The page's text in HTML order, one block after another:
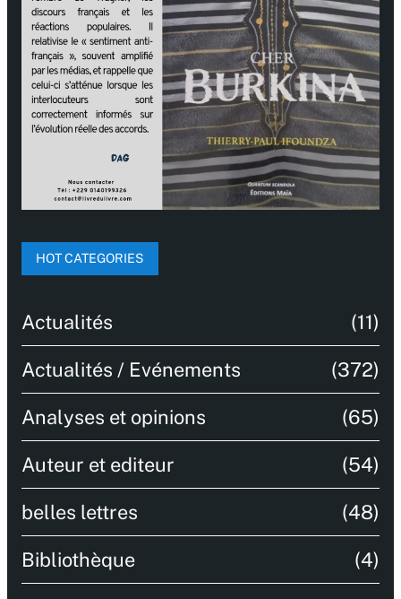
HOT CATEGORIES
Actualités (11)
Actualités / Evénements (372)
Analyses et opinions (65)
Auteur et editeur (54)
belles lettres (48)
Bibliothèque (4)